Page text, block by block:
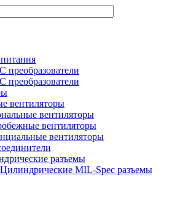
преобразователи
преобразователи
вентиляторы
вентиляторы
вентиляторы
вентиляторы
разъемы
Цилиндрические MIL-Spec разъемы